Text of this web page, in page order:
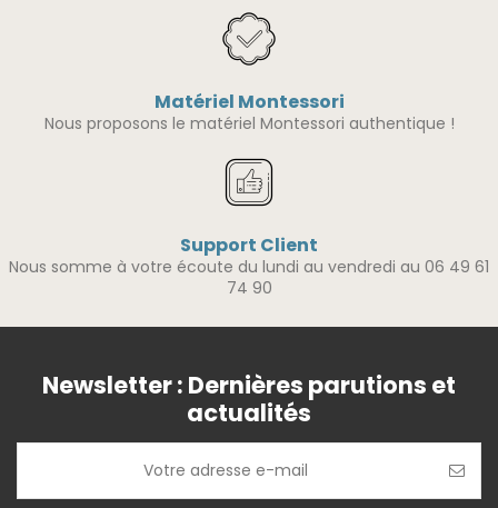
Matériel Montessori
Nous proposons le matériel Montessori authentique !
Support Client
Nous somme à votre écoute du lundi au vendredi au 06 49 61
74 90
Newsletter : Dernières parutions et
actualités